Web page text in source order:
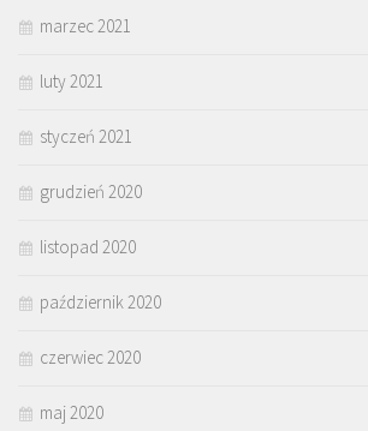
marzec 2021
luty 2021
styczeń 2021
grudzień 2020
listopad 2020
październik 2020
czerwiec 2020
maj 2020